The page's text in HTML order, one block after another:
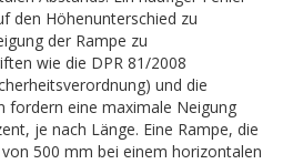
den Höhenunterschied zu
der Rampe zu
wie die DPR 81/2008
und die
fordern eine maximale Neigung
je nach Länge. Eine Rampe, die
500 mm bei einem horizontalen